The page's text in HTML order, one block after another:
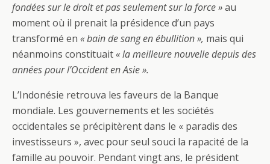
fondées sur le droit et pas seulement sur la force »au
moment où il prenait la présidence d’un pays
transformé en « bain de sang en ébullition », mais qui
néanmoins constituait« la meilleure nouvelle depuis des
années pour l’Occident en Asie ».
L’Indonésie retrouva les faveurs de la Banque
mondiale. Les gouvernements et les sociétés
occidentales se précipitèrent dans le « paradis des
investisseurs », avec pour seul souci la rapacité de la
famille au pouvoir. Pendant vingt ans, le président